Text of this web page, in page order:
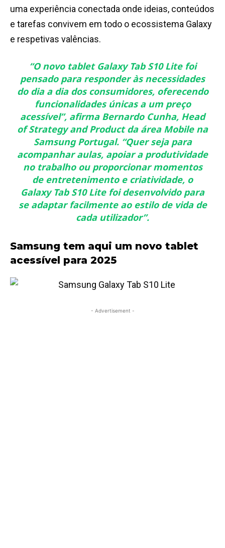
uma experiência conectada onde ideias, conteúdos
e tarefas convivem em todo o ecossistema Galaxy
e respetivas valências.
“O novo tablet Galaxy Tab S10 Lite foi
pensado para responder às necessidades
do dia a dia dos consumidores, oferecendo
funcionalidades únicas a um preço
acessível”, afirma Bernardo Cunha, Head
of Strategy and Product da área Mobile na
Samsung Portugal. “Quer seja para
acompanhar aulas, apoiar a produtividade
no trabalho ou proporcionar momentos
de entretenimento e criatividade, o
Galaxy Tab S10 Lite foi desenvolvido para
se adaptar facilmente ao estilo de vida de
cada utilizador”.
Samsung tem aqui um novo tablet
acessível para 2025
- Advertisement -